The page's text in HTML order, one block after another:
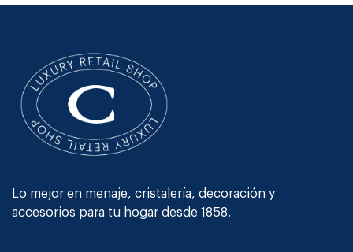
Lo mejor en menaje, cristalería, decoración y
accesorios para tu hogar desde 1858.